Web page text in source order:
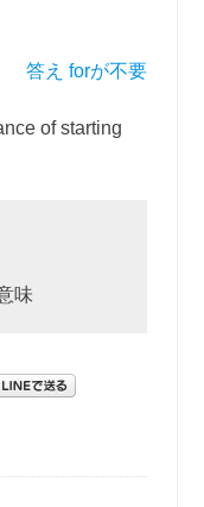
答え forが不要
of starting
味